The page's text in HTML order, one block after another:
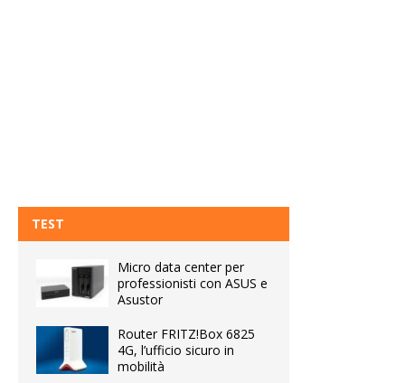
TEST
Micro data center per
professionisti con ASUS e
Asustor
Router FRITZ!Box 6825
4G, l’ufficio sicuro in
mobilità